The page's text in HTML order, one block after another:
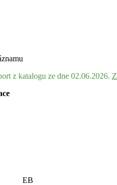
z katalogu ze dne 02.06.2026.
EB